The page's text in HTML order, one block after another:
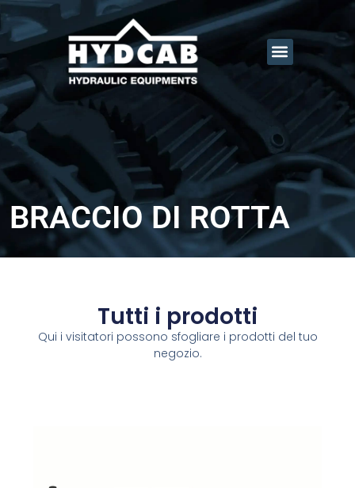
BRACCIO DI ROTTA
Tutti i prodotti
Qui i visitatori possono sfogliare i prodotti del tuo
negozio.